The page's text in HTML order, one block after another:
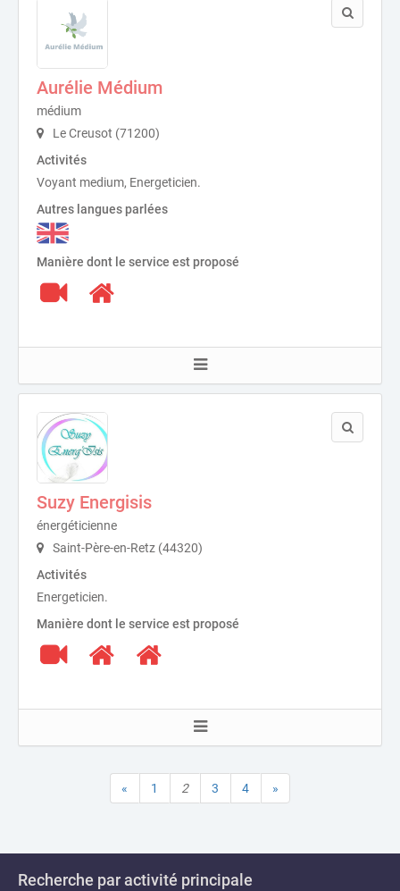
Aurélie Médium
médium
Le Creusot (71200)
Activités
Voyant medium, Energeticien.
Autres langues parlées
Manière dont le service est proposé
Suzy Energisis
énergéticienne
Saint-Père-en-Retz (44320)
Activités
Energeticien.
Manière dont le service est proposé
« 1 2 3 4 »
Recherche par activité principale